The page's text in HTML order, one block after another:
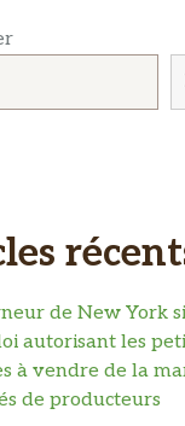
de New York
autorisant les
à vendre de la
de producteurs